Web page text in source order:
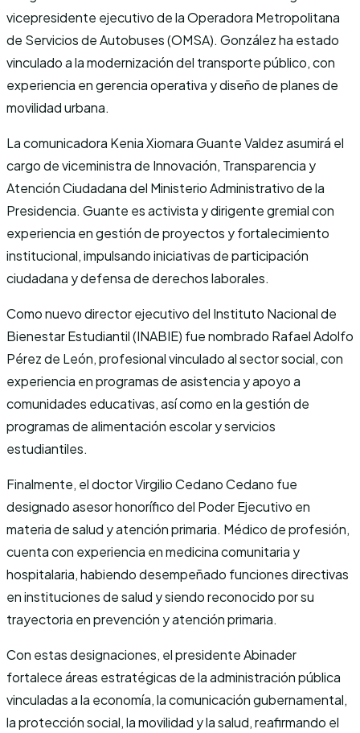
vicepresidente ejecutivo de la Operadora Metropolitana
de Servicios de Autobuses (OMSA). González ha estado
vinculado a la modernización del transporte público, con
experiencia en gerencia operativa y diseño de planes de
movilidad urbana.
La comunicadora Kenia Xiomara Guante Valdez asumirá el
cargo de viceministra de Innovación, Transparencia y
Atención Ciudadana del Ministerio Administrativo de la
Presidencia. Guante es activista y dirigente gremial con
experiencia en gestión de proyectos y fortalecimiento
institucional, impulsando iniciativas de participación
ciudadana y defensa de derechos laborales.
Como nuevo director ejecutivo del Instituto Nacional de
Bienestar Estudiantil (INABIE) fue nombrado Rafael Adolfo
Pérez de León, profesional vinculado al sector social, con
experiencia en programas de asistencia y apoyo a
comunidades educativas, así como en la gestión de
programas de alimentación escolar y servicios
estudiantiles.
Finalmente, el doctor Virgilio Cedano Cedano fue
designado asesor honorífico del Poder Ejecutivo en
materia de salud y atención primaria. Médico de profesión,
cuenta con experiencia en medicina comunitaria y
hospitalaria, habiendo desempeñado funciones directivas
en instituciones de salud y siendo reconocido por su
trayectoria en prevención y atención primaria.
Con estas designaciones, el presidente Abinader
fortalece áreas estratégicas de la administración pública
vinculadas a la economía, la comunicación gubernamental,
la protección social, la movilidad y la salud, reafirmando el